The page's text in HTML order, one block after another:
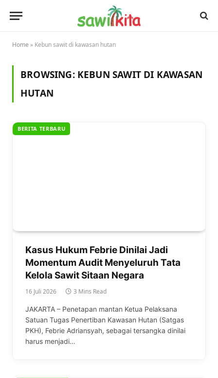
Home » Kebun sawit di kawasan hutan
BROWSING: KEBUN SAWIT DI KAWASAN
HUTAN
BERITA TERBARU
Kasus Hukum Febrie Dinilai Jadi
Momentum Audit Menyeluruh Tata
Kelola Sawit Sitaan Negara
16 Juli 2026 3 Mins Read
JAKARTA – Penetapan mantan Ketua Pelaksana
Satuan Tugas Penertiban Kawasan Hutan (Satgas
PKH), Febrie Adriansyah, sebagai tersangka dinilai
harus menjadi…